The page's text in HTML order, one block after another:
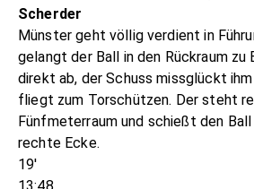
Scherder
Münster geht völlig verdient in
gelangt der Ball in den Rückraum zu
direkt ab, der Schuss missglückt ihm
fliegt zum Torschützen. Der steht
Fünfmeterraum und schießt den
rechte Ecke.
19'